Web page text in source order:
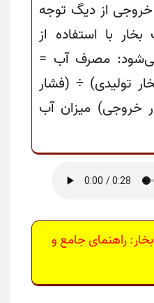
از دیگ توجه
با استفاده از
مصرف آب =
تولیدی) ÷ (فشار
خروجی) میزان آب
راهنمای جامع و